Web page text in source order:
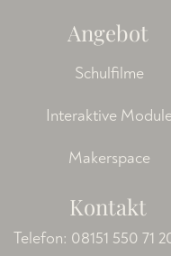
Angebot
Schulfilme
Interaktive Module
Makerspace
Kontakt
Telefon: 08151 550 71